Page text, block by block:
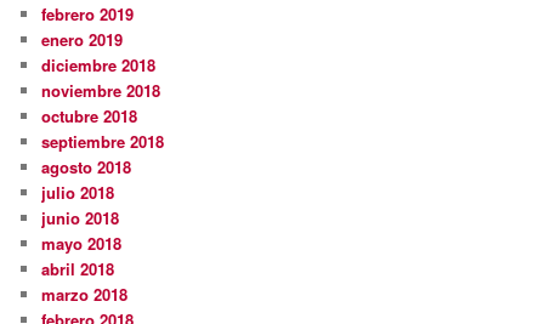
febrero 2019
enero 2019
diciembre 2018
noviembre 2018
octubre 2018
septiembre 2018
agosto 2018
julio 2018
junio 2018
mayo 2018
abril 2018
marzo 2018